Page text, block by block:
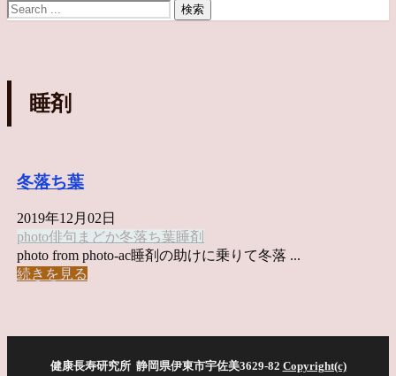
睡剤
冬落ち葉
2019年12月02日
photo俳句 まどか冬落ち葉睡剤
photo from photo-ac睡剤の助けに乗りて冬落 ...
続きを見る
健康長寿研究所 静岡県伊東市宇佐美3629-82 Copyright(c)